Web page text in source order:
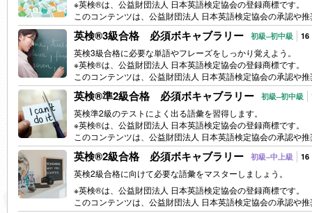
※英検®は、公益財団法人 日本英語検定協会の登録商標です。
このコンテンツは、公益財団法人 日本英語検定協会の承認や
英検®3級合格 必須ボキャブラリー 初級–初中級 16
英検3級合格に必要な単語やフレーズをしっかり覚えよう。
※英検®は、公益財団法人 日本英語検定協会の登録商標です。
このコンテンツは、公益財団法人 日本英語検定協会の承認や
英検®準2級合格 必須ボキャブラリー 初級–初中級
英検準2級のテストによく出る語彙を習得します。
※英検®は、公益財団法人 日本英語検定協会の登録商標です。
このコンテンツは、公益財団法人 日本英語検定協会の承認や
英検®2級合格 必須ボキャブラリー 初級–中上級 16
英検2級合格に向けて必要な語彙をマスターしましょう。
※英検®は、公益財団法人 日本英語検定協会の登録商標です。
このコンテンツは、公益財団法人 日本英語検定協会の承認や